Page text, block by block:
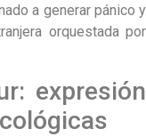
a generar pánico y
orquestada por
expresión